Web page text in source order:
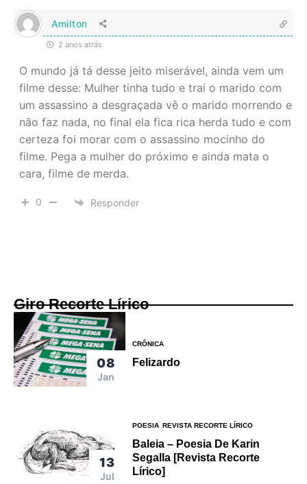
Amilton
2 anos atrás
O mundo já tá desse jeito miserável, ainda vem um
filme desse: Mulher tinha tudo e trai o marido com
um assassino a desgraçada vê o marido morrendo e
não faz nada, no final ela fica rica herda tudo e com
certeza foi morar com o assassino mocinho do
filme. Pega a mulher do próximo e ainda mata o
cara, filme de merda.
0 Responder
Giro Recorte Lírico
08
Jan
CRÔNICA
Felizardo
13
Jul
POESIA REVISTA RECORTE LÍRICO
Baleia – Poesia De Karin
Segalla [Revista Recorte
Lírico]